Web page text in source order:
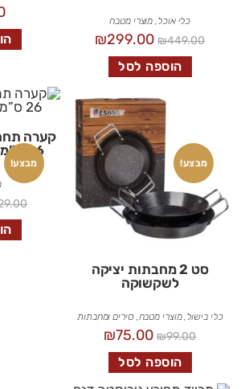
כלי אוכל, מוצרי מטבח
₪449.00
₪299.00
הוספה לסל
מבצע!
סט 2 מחבתות יציקה
לשקשוקה
כלי בישול,מוצרי מטבח,סירים ומחבתות
₪99.00
₪75.00
הוספה לסל
מבצע!
קערה
26 ס”מ דגם סילבר ליין